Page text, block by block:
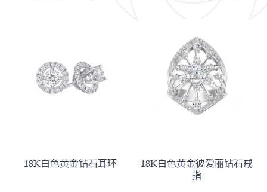
18K白色黄金钻石耳环
18K白色黄金彼爱丽钻石戒
指